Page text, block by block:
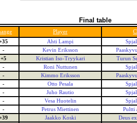
Final table
Player
Ahti Lampi
- Kevin Eriksson
+5 Kristian Iso-Tryykari Turun
- Roni Nuttunen
- Kimmo Eriksson
- Otto Pesala
- Juho Rautio
- Vesa Huotelin
- Petrus Miettinen Pultti
Jaakko Koski Deus